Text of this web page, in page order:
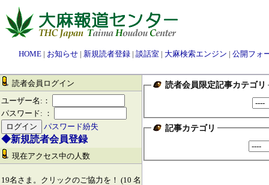
HOME | お知らせ | 新規読者登録 | 談話室 | 大麻検索エンジン | 公開フォ
読者会員ログイン
ユーザー名:：
パスワード: ：
パスワード紛失
◆新規読者会員登録
現在アクセス中の人数
19名さま。クリックのご協力を！ (10 名
読者会員限定記事カテゴリ
記事カテゴリ